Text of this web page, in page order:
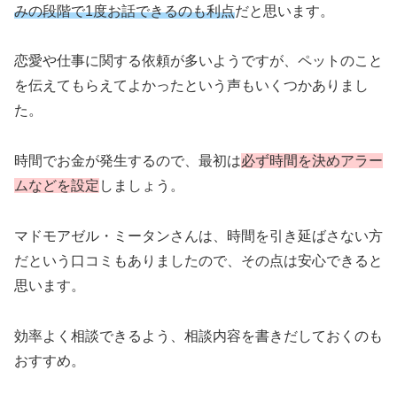
みの段階で1度お話できるのも利点だと思います。
恋愛や仕事に関する依頼が多いようですが、ペットのこと
を伝えてもらえてよかったという声もいくつかありまし
た。
時間でお金が発生するので、最初は必ず時間を決めアラー
ムなどを設定 しましょう。
マドモアゼル・ミータンさんは、時間を引き延ばさない方
だという口コミもありましたので、その点は安心できると
思います。
効率よく相談できるよう、相談内容を書きだしておくのも
おすすめ。